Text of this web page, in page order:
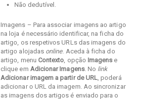
Não dedutível.
Imagens – Para associar imagens ao artigo
na loja é necessário identificar, na ficha do
artigo, os respetivos URLs das imagens do
artigo alojadas online. Aceda à ficha do
artigo, menu Contexto , opção Imagens e
clique em Adicionar Imagens. No link
Adicionar imagem a partir de URL , poderá
adicionar o URL da imagem. Ao sincronizar
as imagens dos artigos é enviado para o